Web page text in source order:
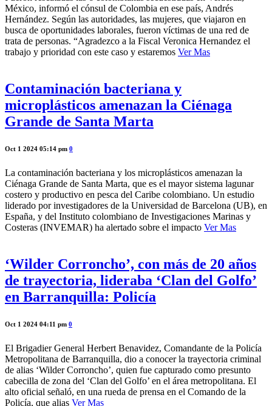
México, informó el cónsul de Colombia en ese país, Andrés
Hernández. Según las autoridades, las mujeres, que viajaron en
busca de oportunidades laborales, fueron víctimas de una red de
trata de personas. “Agradezco a la Fiscal Veronica Hernandez el
trabajo y prioridad con este caso y estaremos Ver Mas
Contaminación bacteriana y
microplásticos amenazan la Ciénaga
Grande de Santa Marta
Oct 1 2024 05:14 pm 0
La contaminación bacteriana y los microplásticos amenazan la
Ciénaga Grande de Santa Marta, que es el mayor sistema lagunar
costero y productivo en pesca del Caribe colombiano. Un estudio
liderado por investigadores de la Universidad de Barcelona (UB), en
España, y del Instituto colombiano de Investigaciones Marinas y
Costeras (INVEMAR) ha alertado sobre el impacto Ver Mas
‘Wilder Corroncho’, con más de 20 años
de trayectoria, lideraba ‘Clan del Golfo’
en Barranquilla: Policía
Oct 1 2024 04:11 pm 0
El Brigadier General Herbert Benavidez, Comandante de la Policía
Metropolitana de Barranquilla, dio a conocer la trayectoria criminal
de alias ‘Wilder Corroncho’, quien fue capturado como presunto
cabecilla de zona del ‘Clan del Golfo’ en el área metropolitana. El
alto oficial señaló, en una rueda de prensa en el Comando de la
Policía, que alias Ver Mas